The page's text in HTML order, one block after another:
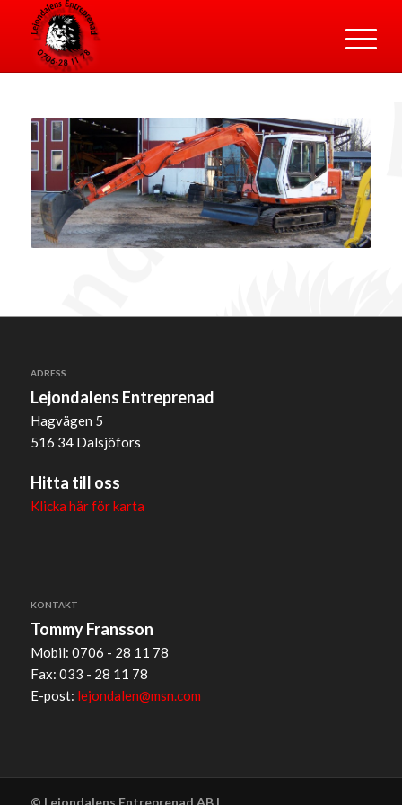
ADRESS
Lejondalens Entreprenad
Hagvägen 5
516 34 Dalsjöfors
Hitta till oss
Klicka här för karta
KONTAKT
Tommy Fransson
Mobil: 0706 - 28 11 78
Fax: 033 - 28 11 78
E-post: lejondalen@msn.com
© Lejondalens Entreprenad AB |